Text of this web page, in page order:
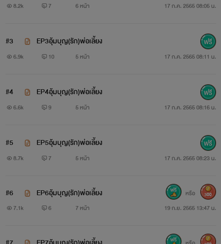
8.2k 7 6 หน้า 17 ก.ค. 2565 08:05 น.
#3 EP3อุ้มบุญ(รัก)พ่อเลี้ยง
6.9k 10 5 หน้า 17 ก.ค. 2565 08:11 น.
#4 EP4อุ้มบุญ(รัก)พ่อเลี้ยง
6.6k 9 5 หน้า 17 ก.ค. 2565 08:16 น.
#5 EP5อุ้มบุญ(รัก)พ่อเลี้ยง
8.7k 7 5 หน้า 17 ก.ค. 2565 08:23 น.
#6 EP6อุ้มบุญ(รัก)พ่อเลี้ยง
7.1k 6 7 หน้า 19 ก.ย. 2565 13:47 น.
หรือ 300